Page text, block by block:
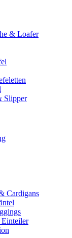
& Loafer
Slipper
Cardigans
Einteiler